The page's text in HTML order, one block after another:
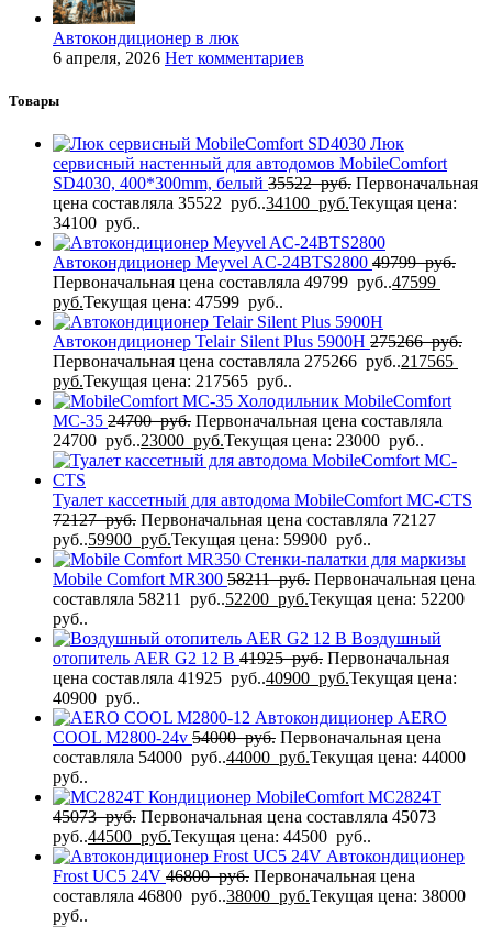
Автокондиционер в люк
6 апреля, 2026 Нет комментариев
Товары
Люк
сервисный настенный для автодомов MobileComfort
SD4030, 400*300mm, белый 35522руб. Первоначальная
цена составляла 35522 руб..34100 руб.Текущая цена:
34100 руб..
Автокондиционер Meyvel AC-24BTS2800 49799руб.
Первоначальная цена составляла 49799 руб..47599
руб.Текущая цена: 47599 руб..
Автокондиционер Telair Silent Plus 5900H 275266руб.
Первоначальная цена составляла 275266 руб..217565
руб.Текущая цена: 217565 руб..
Холодильник MobileComfort
MC-35 24700руб. Первоначальная цена составляла
24700 руб..23000 руб.Текущая цена: 23000 руб..
Туалет кассетный для автодома MobileComfort MC-CTS
72127руб. Первоначальная цена составляла 72127
руб..59900 руб.Текущая цена: 59900 руб..
Стенки-палатки для маркизы
Mobile Comfort MR300 58211руб. Первоначальная цена
составляла 58211 руб..52200 руб.Текущая цена: 52200
руб..
Воздушный
отопитель AER G2 12 В 41925руб. Первоначальная
цена составляла 41925 руб..40900 руб.Текущая цена:
40900 руб..
Автокондиционер AERO
COOL M2800-24v 54000руб. Первоначальная цена
составляла 54000 руб..44000 руб.Текущая цена: 44000
руб..
Кондиционер MobileComfort MC2824T
45073руб. Первоначальная цена составляла 45073
руб..44500 руб.Текущая цена: 44500 руб..
Автокондиционер
Frost UC5 24V 46800руб. Первоначальная цена
составляла 46800 руб..38000 руб.Текущая цена: 38000
руб..